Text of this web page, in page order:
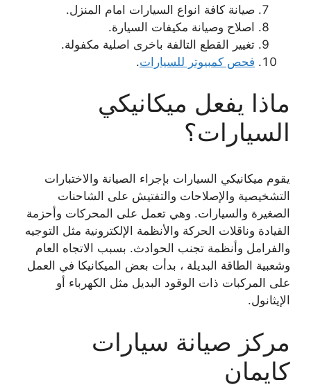
صيانة كافة انواع السيارات امام المنزل.
اصلاح وصيانة مكيفات السيارة.
تغيير القطع التالفة باخرى اصلية مكفولة.
فحص كمبيوتر للسيارات.
ماذا يفعل ميكانيكي
السيارات؟
يقوم ميكانيكي السيارات بإجراء الصيانة والاختبارات
التشخيصية والإصلاحات والتفتيش على الشاحنات
الصغيرة والسيارات. وهي تعمل على المحركات وأحزمة
القيادة وناقلات الحركة والأنظمة الإلكترونية مثل التوجيه
والفرامل وأنظمة تجنب الحوادث. بسبب الاتجاه العام
وشعبية الطاقة البديلة ، بدأت بعض الميكانيكا في العمل
على المركبات ذات الوقود البديل مثل الكهرباء أو
الإيثانول.
مركز صيانة سيارات
كايمان